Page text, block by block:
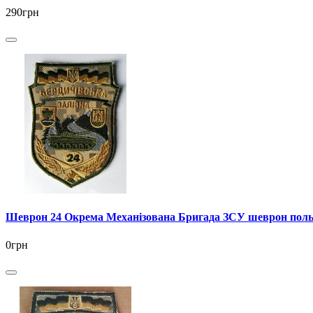
290грн
Шеврон 24 Окрема Механізована Бригада ЗСУ шеврон
0грн